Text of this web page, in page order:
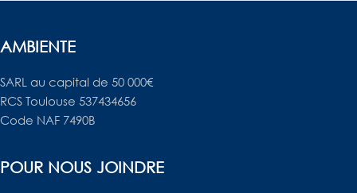
AMBIENTE
SARL au capital de 50 000€
RCS Toulouse 537434656
Code NAF 7490B
POUR NOUS JOINDRE